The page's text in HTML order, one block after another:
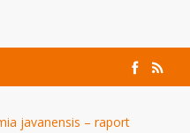
javanensis – raport